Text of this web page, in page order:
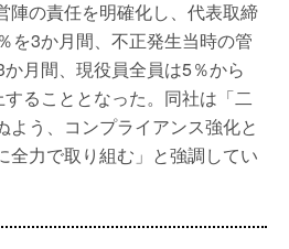
陣の責任を明確化し、代表取締
を3か月間、不正発生当時の管
月間、現役員全員は5％から
ることとなった。同社は「二
よう、コンプライアンス強化と
全力で取り組む」と強調してい